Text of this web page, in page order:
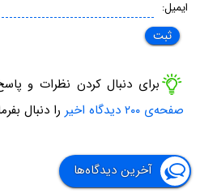
ایمیل:
برای دنبال کردن نظرات و
صفحه‌ی ۲۰۰ دیدگاه اخیر
را دنبال
آخرین دیدگاه‌ها